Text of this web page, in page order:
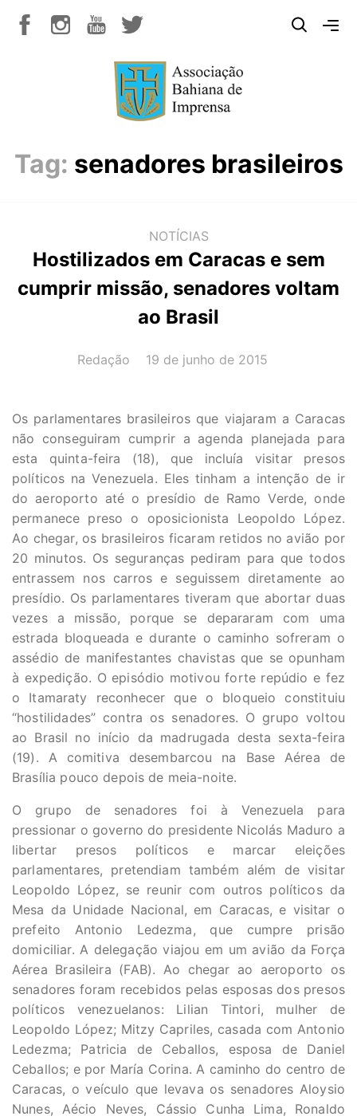
Tag: senadores brasileiros
NOTÍCIAS
Hostilizados em Caracas e sem
cumprir missão, senadores voltam
ao Brasil
AUTOR(A):
Redação DATA:
19 de junho de 2015
Os parlamentares brasileiros que viajaram a Caracas
não conseguiram cumprir a agenda planejada para
esta quinta-feira (18), que incluía visitar presos
políticos na Venezuela. Eles tinham a intenção de ir
do aeroporto até o presídio de Ramo Verde, onde
permanece preso o oposicionista Leopoldo López.
Ao chegar, os brasileiros ficaram retidos no avião por
20 minutos. Os seguranças pediram para que todos
entrassem nos carros e seguissem diretamente ao
presídio. Os parlamentares tiveram que abortar duas
vezes a missão, porque se depararam com uma
estrada bloqueada e durante o caminho sofreram o
assédio de manifestantes chavistas que se opunham
à expedição. O episódio motivou forte repúdio e fez
o Itamaraty reconhecer que o bloqueio constituiu
“hostilidades” contra os senadores. O grupo voltou
ao Brasil no início da madrugada desta sexta-feira
(19). A comitiva desembarcou na Base Aérea de
Brasília pouco depois de meia-noite.
O grupo de senadores foi à Venezuela para
pressionar o governo do presidente Nicolás Maduro a
libertar presos políticos e marcar eleições
parlamentares, pretendiam também além de visitar
Leopoldo López, se reunir com outros políticos da
Mesa da Unidade Nacional, em Caracas, e visitar o
prefeito Antonio Ledezma, que cumpre prisão
domiciliar. A delegação viajou em um avião da Força
Aérea Brasileira (FAB). Ao chegar ao aeroporto os
senadores foram recebidos pelas esposas dos presos
políticos venezuelanos: Lilian Tintori, mulher de
Leopoldo López; Mitzy Capriles, casada com Antonio
Ledezma; Patricia de Ceballos, esposa de Daniel
Ceballos; e por María Corina. A caminho do centro de
Caracas, o veículo que levava os senadores Aloysio
Nunes, Aécio Neves, Cássio Cunha Lima, Ronaldo